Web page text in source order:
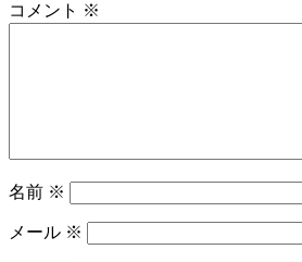
コメント ※
名前 ※
メール ※